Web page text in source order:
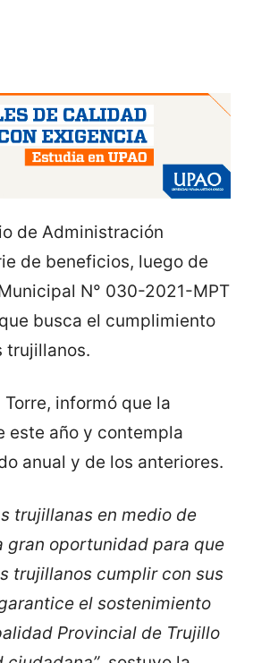
de Administración
de beneficios, luego de
N° 030-2021-MPT
busca el cumplimiento
trujillanos.
informó que la
este año y contempla
anual y de los anteriores.
trujillanas en medio de
gran oportunidad para que
trujillanos cumplir con sus
el sostenimiento
Provincial de Trujillo